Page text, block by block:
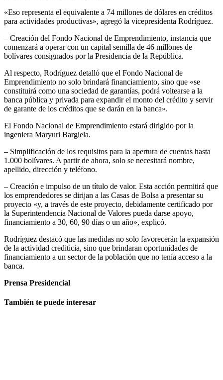
«Eso representa el equivalente a 74 millones de dólares en créditos
para actividades productivas», agregó la vicepresidenta Rodríguez.
– Creación del Fondo Nacional de Emprendimiento, instancia que
comenzará a operar con un capital semilla de 46 millones de
bolívares consignados por la Presidencia de la República.
Al respecto, Rodríguez detalló que el Fondo Nacional de
Emprendimiento no solo brindará financiamiento, sino que «se
constituirá como una sociedad de garantías, podrá voltearse a la
banca pública y privada para expandir el monto del crédito y servir
de garante de los créditos que se darán en la banca».
El Fondo Nacional de Emprendimiento estará dirigido por la
ingeniera Maryuri Bargiela.
– Simplificación de los requisitos para la apertura de cuentas hasta
1.000 bolívares. A partir de ahora, solo se necesitará nombre,
apellido, dirección y teléfono.
– Creación e impulso de un título de valor. Esta acción permitirá que
los emprendedores se dirijan a las Casas de Bolsa a presentar su
proyecto «y, a través de este proyecto, debidamente certificado por
la Superintendencia Nacional de Valores pueda darse apoyo,
financiamiento a 30, 60, 90 días o un año», explicó.
Rodríguez destacó que las medidas no solo favorecerán la expansión
de la actividad crediticia, sino que brindaran oportunidades de
financiamiento a un sector de la población que no tenía acceso a la
banca.
Prensa Presidencial
También te puede interesar